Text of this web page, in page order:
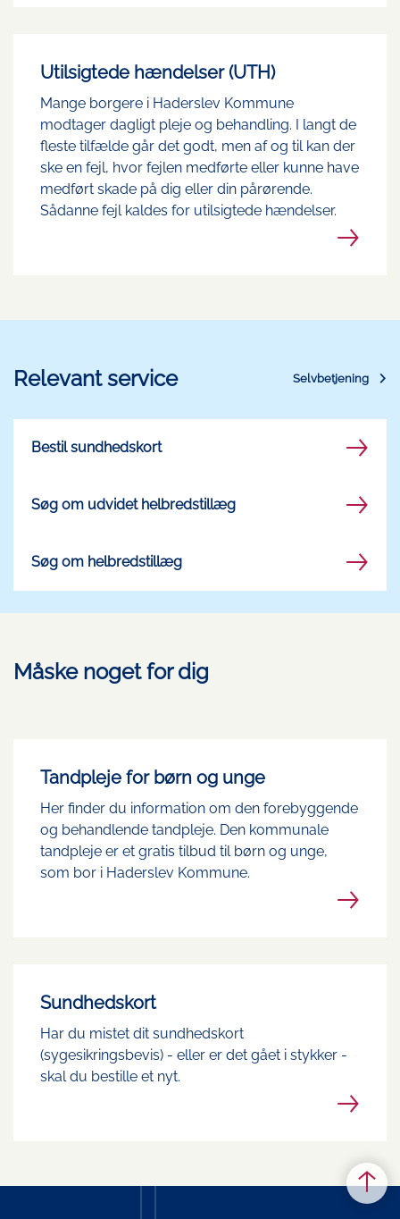
Utilsigtede hændelser (UTH)
Mange borgere i Haderslev Kommune
modtager dagligt pleje og behandling. I langt de
fleste tilfælde går det godt, men af og til kan der
ske en fejl, hvor fejlen medførte eller kunne have
medført skade på dig eller din pårørende.
Sådanne fejl kaldes for utilsigtede hændelser.
Relevant service Selvbetjening
Bestil sundhedskort
Søg om udvidet helbredstillæg
Søg om helbredstillæg
Måske noget for dig
Tandpleje for børn og unge
Her finder du information om den forebyggende
og behandlende tandpleje. Den kommunale
tandpleje er et gratis tilbud til børn og unge,
som bor i Haderslev Kommune.
Sundhedskort
Har du mistet dit sundhedskort
(sygesikringsbevis) - eller er det gået i stykker -
skal du bestille et nyt.